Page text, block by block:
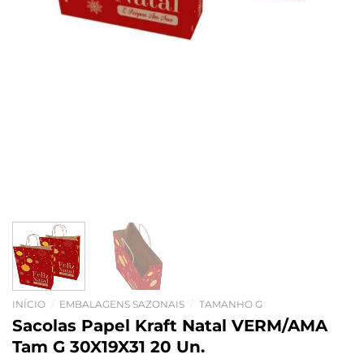
INÍCIO EMBALAGENS SAZONAIS TAMANHO G
Sacolas Papel Kraft Natal VERM/AMA
Tam G 30X19X31 20 Un.